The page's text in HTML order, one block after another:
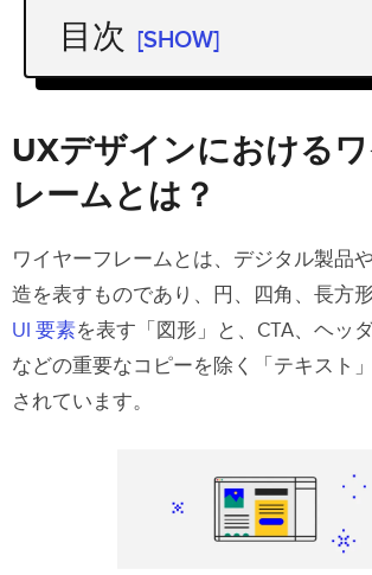
目次 [SHOW]
UXデザインにおけるワイヤ
とは？
ワイヤーフレームとモックア
デザイナーがワイヤーフレー
する理由
情報アーキテクチャとナビゲ
アイデアの共有
ワイヤーフレーム作成に必要
ユーザーフローの確定
UXデザインにおける
レームとは？
ワイヤーフレームとは、デジタル製品
造を表すものであり、円、四角、長方
UI 要素を表す「図形」と、CTA、ヘッ
などの重要なコピーを除く「テキスト
されています。